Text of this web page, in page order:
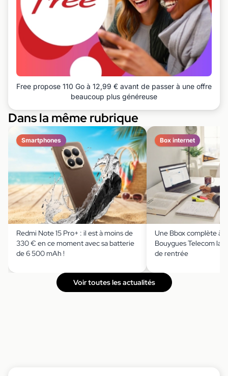
Free propose 110 Go à 12,99 € avant de passer à une offre
beaucoup plus généreuse
Dans la même rubrique
Smartphones
Redmi Note 15 Pro+ : il est à moins de
330 € en ce moment avec sa batterie
de 6 500 mAh !
Box internet
Une Bbox complète à
Bouygues Telecom
de rentrée
Voir toutes les actualités